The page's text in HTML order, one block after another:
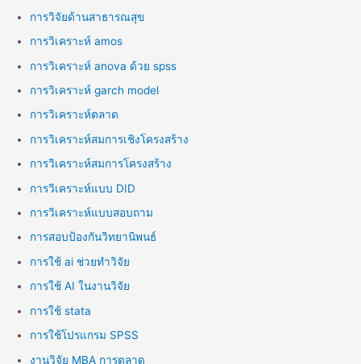
การวิจัยด้านสาธารณสุข
การวิเคราะห์ amos
การวิเคราะห์ anova ด้วย spss
การวิเคราะห์ garch model
การวิเคราะห์ตลาด
การวิเคราะห์สมการเชิงโครงสร้าง
การวิเคราะห์สมการโครงสร้าง
การวิเคราะห์แบบ DID
การวิเคราะห์แบบสอบถาม
การสอบป้องกันวิทยานิพนธ์
การใช้ ai ช่วยทำวิจัย
การใช้ AI ในงานวิจัย
การใช้ stata
การใช้โปรแกรม SPSS
งานวิจัย MBA การตลาด